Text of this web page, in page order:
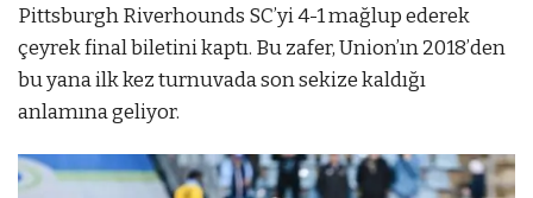
Pittsburgh Riverhounds SC’yi 4-1 mağlup ederek
çeyrek final biletini kaptı. Bu zafer, Union’ın 2018’den
bu yana ilk kez turnuvada son sekize kaldığı
anlamına geliyor.